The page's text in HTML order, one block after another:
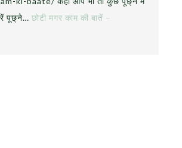
पूछ्ने… छोटी मगर काम की बातें –